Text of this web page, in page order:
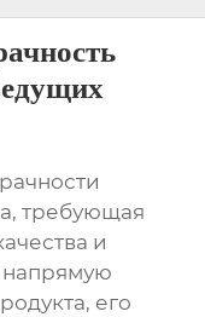
требующая
и
напрямую
его